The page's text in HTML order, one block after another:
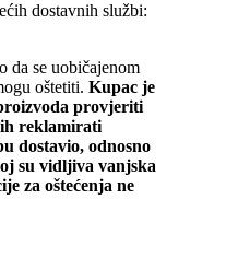
dostavnih službi:
da se uobičajenom
oštetiti. Kupac je
provjeriti
ih reklamirati
dostavio, odnosno
su vidljiva vanjska
za oštećenja ne